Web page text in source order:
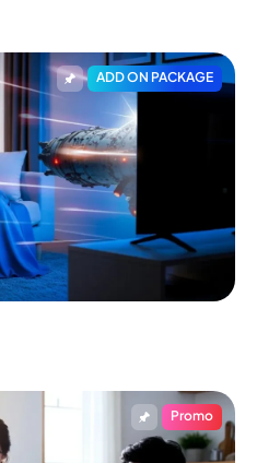
ADD ON PACKAGE
Promo